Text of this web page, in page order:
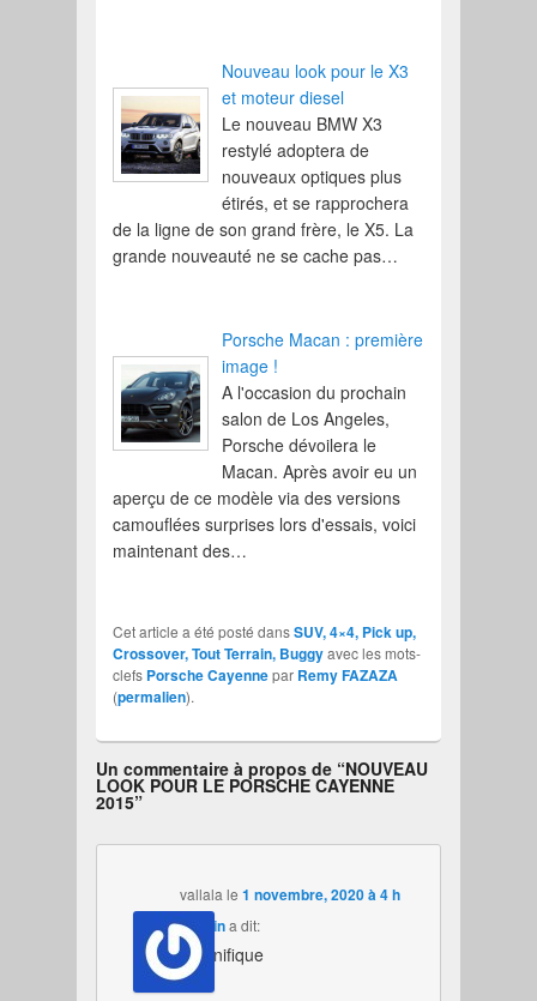
Nouveau look pour le X3
et moteur diesel
Le nouveau BMW X3
restylé adoptera de
nouveaux optiques plus
étirés, et se rapprochera
de la ligne de son grand frère, le X5. La
grande nouveauté ne se cache pas…
Porsche Macan : première
image !
A l'occasion du prochain
salon de Los Angeles,
Porsche dévoilera le
Macan. Après avoir eu un
aperçu de ce modèle via des versions
camouflées surprises lors d'essais, voici
maintenant des…
Cet article a été posté dansSUV, 4×4, Pick up,
Crossover, Tout Terrain, Buggyavec les mots-
clefs Porsche Cayennepar Remy FAZAZA
(permalien).
Un commentaire à propos de “NOUVEAU
LOOK POUR LE PORSCHE CAYENNE
2015”
vallala le1 novembre, 2020 à 4 h
18 mina dit:
magnifique